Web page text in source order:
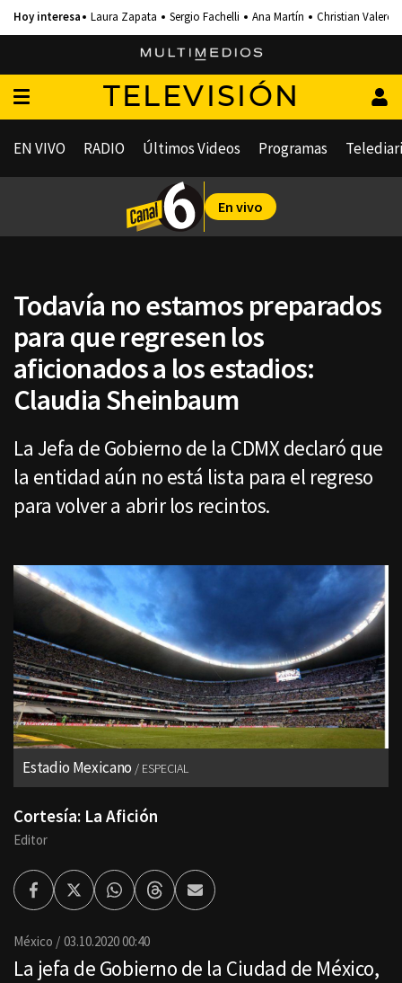
Laura Zapata Sergio Fachelli Ana Martín Christian Valero
TELEVISIÓN
EN VIVO RADIO Últimos Videos Programas
En vivo
Todavía no estamos preparados
para que regresen los
aficionados a los estadios:
Claudia Sheinbaum
La Jefa de Gobierno de la CDMX declaró que
la entidad aún no está lista para el regreso
para volver a abrir los recintos.
Estadio Mexicano ESPECIAL
Cortesía: La Afición
Editor
FacebookTwitterWhatsappThreadsEnviar
por
México 03.10.2020 00:40
La jefa de Gobierno de la Ciudad de México,